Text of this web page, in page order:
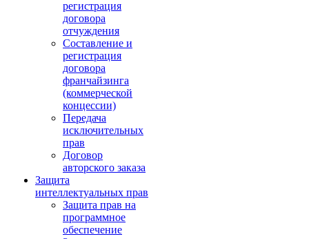
регистрация
договора
отчуждения
Составление и
регистрация
договора
франчайзинга
(коммерческой
концессии)
Передача
исключительных
прав
Договор
авторского заказа
Защита
интеллектуальных прав
Защита прав на
программное
обеспечение